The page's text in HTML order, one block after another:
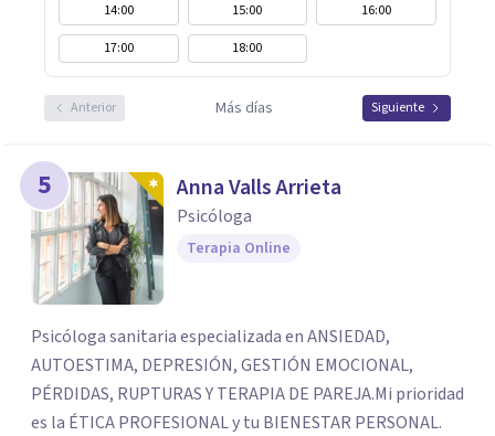
14:00 15:00
16:00
17:00
18:00
Anterior Más días Siguiente
5 Anna Valls Arrieta
Psicóloga
Terapia Online
Psicóloga sanitaria especializada en ANSIEDAD,
AUTOESTIMA, DEPRESIÓN, GESTIÓN EMOCIONAL,
PÉRDIDAS, RUPTURAS Y TERAPIA DE PAREJA. ​Mi prioridad
es la ÉTICA PROFESIONAL y tu BIENESTAR PERSONAL.